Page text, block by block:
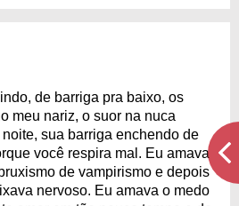
de barriga pra baixo, os
meu nariz, o suor na nuca
sua barriga enchendo de
você respira mal. Eu amava
de vampirismo e depois
nervoso. Eu amava o medo